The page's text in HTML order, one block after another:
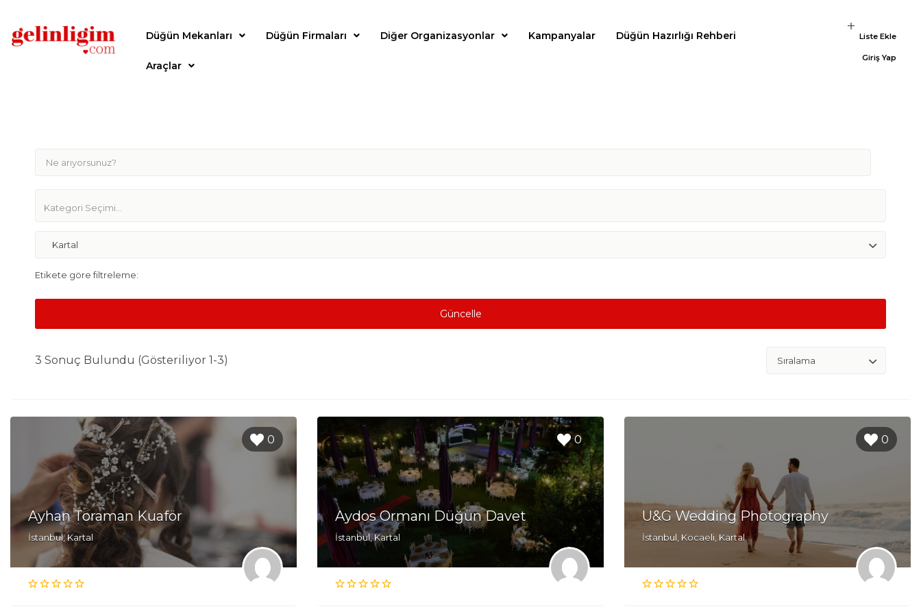
Düğün Mekanları Düğün Firmaları Diğer Organizasyonlar Kampanyalar Düğün Hazırlığı Rehberi
Araçlar
Liste Ekle
Giriş Yap
Kartal
Etikete göre filtreleme:
Güncelle
3 Sonuç Bulundu (Gösteriliyor 1-3)
0
Ayhan Toraman Kuaför
İstanbul, Kartal
0
Aydos Ormanı Düğün Davet
İstanbul, Kartal
0
U&G Wedding Photography
İstanbul, Kocaeli, Kartal